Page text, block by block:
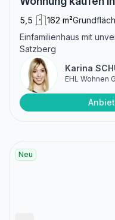
5,5 162 m²
Einfamilienhaus mit
Satzberg
Karina
EHL Wohnen
Neu